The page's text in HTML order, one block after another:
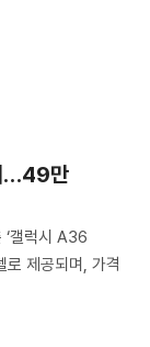
…49만
‘갤럭시 A36
로 제공되며, 가격